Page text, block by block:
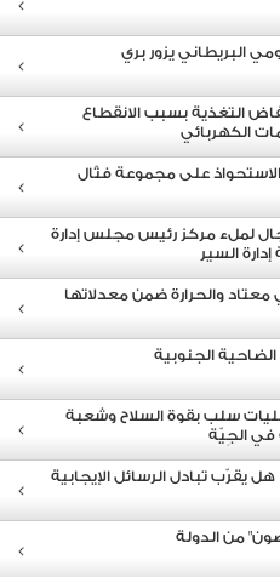
البريطاني يزور بري
التغذية بسبب الانقطاع
الكهربائي
لملء مركز رئيس مجلس إدارة
السير
والحرارة ضمن معدلاتها
الجنوبية
سلب بقوة السلاح وشعبة
في الجِيّة
يقرّب تبادل الرسائل الإيجابية
من الدولة